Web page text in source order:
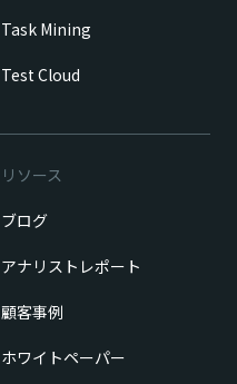
Task Mining
Test Cloud
リソース
ブログ
アナリストレポート
顧客事例
ホワイトペーパー